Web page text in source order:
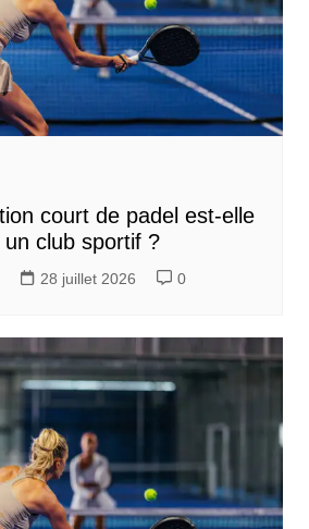
court de padel est-elle
club sportif ?
28 juillet 2026 0